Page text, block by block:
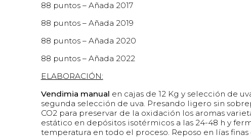
88 puntos – Añada 2017
88 puntos – Añada 2019
88 puntos – Añada 2020
88 puntos – Añada 2022
ELABORACIÓN:
Vendimia manual en cajas de 12 Kg y selección de
segunda selección de uva. Presando ligero sin
CO2 para preservar de la oxidación los aromas
estático en depósitos isotérmicos a las 24-48 h y
temperatura en todo el proceso. Reposo en lías finas